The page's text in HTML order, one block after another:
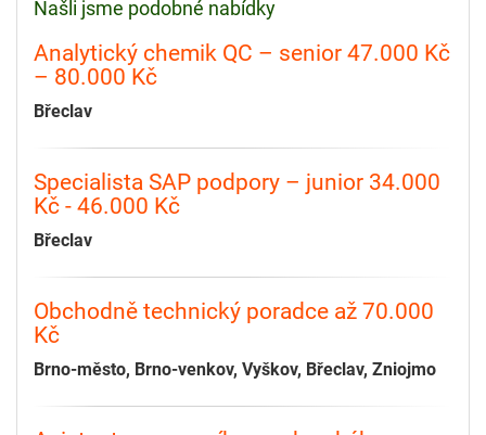
Našli jsme podobné nabídky
Analytický chemik QC – senior 47.000 Kč
– 80.000 Kč
Břeclav
Specialista SAP podpory – junior 34.000
Kč - 46.000 Kč
Břeclav
Obchodně technický poradce až 70.000
Kč
Brno-město, Brno-venkov, Vyškov, Břeclav, Zniojmo